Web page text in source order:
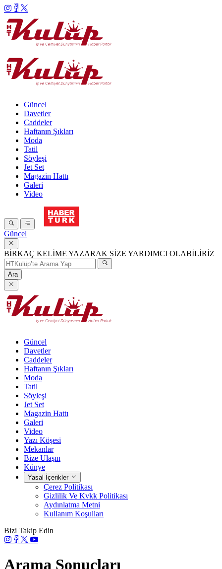
Güncel
Davetler
Caddeler
Haftanın Şıkları
Moda
Tatil
Söyleşi
Jet Set
Magazin Hattı
Galeri
Video
Güncel
BİRKAÇ KELİME YAZARAK SİZE YARDIMCI OLABİLİRİZ
Ara
Güncel
Davetler
Caddeler
Haftanın Şıkları
Moda
Tatil
Söyleşi
Jet Set
Magazin Hattı
Galeri
Video
Yazı Köşesi
Mekanlar
Bize Ulaşın
Künye
Yasal İçerikler
Çerez Politikası
Gizlilik Ve Kvkk Politikası
Aydınlatma Metni
Kullanım Koşulları
Bizi Takip Edin
Arama Sonuçları